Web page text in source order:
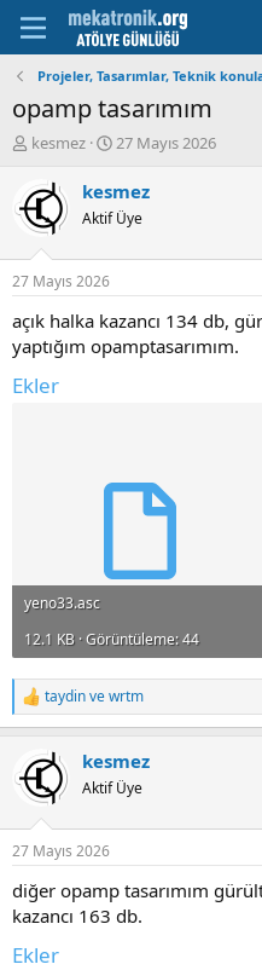
Projeler, Tasarımlar, Teknik
opamp tasarımım
K
n
u
y
u
b
a
ş
a
t
kesmez
B
ş
a
t
a
i
27 Mayıs 2026
kesmez
Aktif Üye
27 Mayıs 2026
açık halka kazancı 134 db,
yaptığım opamptasarımım.
Ekler
yeno33.asc
12.1 KB · Görüntüleme: 44
R
e
c
t
s
taydinvewrtm
kesmez
Aktif Üye
27 Mayıs 2026
diğer opamp tasarımım
kazancı 163 db.
Ekler